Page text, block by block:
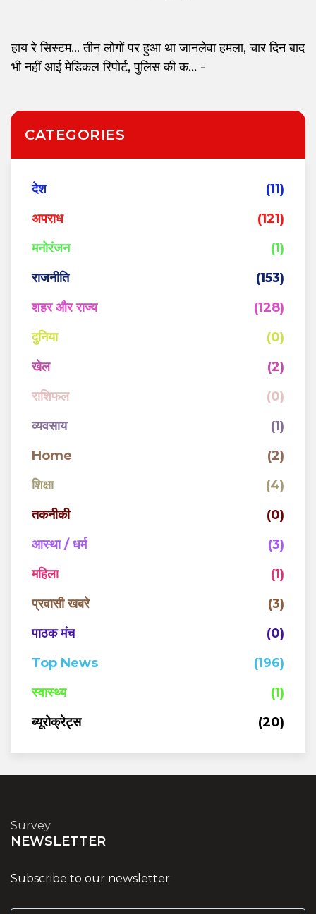
हाय रे सिस्टम... तीन लोगों पर हुआ था जानलेवा हमला, चार दिन बाद
भी नहीं आई मेडिकल रिपोर्ट, पुलिस की क... -
CATEGORIES
देश
(11)
अपराध
(121)
मनोरंजन
(1)
राजनीति
(153)
शहर और राज्य
(128)
दुनिया
(0)
खेल
(2)
राशिफल
(0)
व्यवसाय
(1)
Home
(2)
शिक्षा
(4)
तकनीकी
(0)
आस्था / धर्म
(3)
महिला
(1)
प्रवासी खबरे
(3)
पाठक मंच
(0)
Top News
(196)
स्वास्थ्य
(1)
ब्यूरोक्रेट्स
(20)
Survey
NEWSLETTER
Subscribe to our newsletter